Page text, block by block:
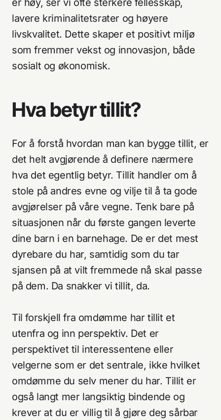
er høy, ser vi ofte sterkere fellesskap,
lavere kriminalitetsrater og høyere
livskvalitet. Dette skaper et positivt miljø
som fremmer vekst og innovasjon, både
sosialt og økonomisk.
Hva betyr tillit?
For å forstå hvordan man kan bygge tillit, er
det helt avgjørende å definere nærmere
hva det egentlig betyr. Tillit handler om å
stole på andres evne og vilje til å ta gode
avgjørelser på våre vegne. Tenk bare på
situasjonen når du første gangen leverte
dine barn i en barnehage. De er det mest
dyrebare du har, samtidig som du tar
sjansen på at vilt fremmede nå skal passe
på dem. Da snakker vi tillit, da.
Til forskjell fra omdømme har tillit et
utenfra og inn perspektiv. Det er
perspektivet til interessentene eller
velgerne som er det sentrale, ikke hvilket
omdømme du selv mener du har. Tillit er
også langt mer langsiktig bindende og
krever at du er villig til å gjøre deg sårbar